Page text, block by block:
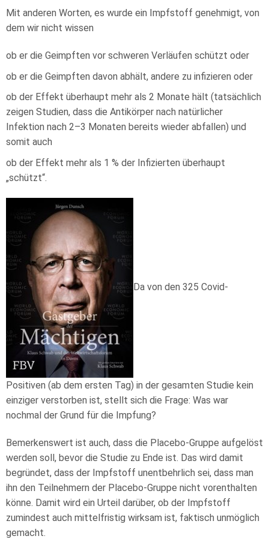
Mit anderen Worten, es wurde ein Impfstoff genehmigt, von
dem wir nicht wissen
ob er die Geimpften vor schweren Verläufen schützt oder
ob er die Geimpften davon abhält, andere zu infizieren oder
ob der Effekt überhaupt mehr als 2 Monate hält (tatsächlich
zeigen Studien, dass die Antikörper nach natürlicher
Infektion nach 2–3 Monaten bereits wieder abfallen) und
somit auch
ob der Effekt mehr als 1 % der Infizierten überhaupt
„schützt“.
Da von den 325 Covid-
Positiven (ab dem ersten Tag) in der gesamten Studie kein
einziger verstorben ist, stellt sich die Frage: Was war
nochmal der Grund für die Impfung?
Bemerkenswert ist auch, dass die Placebo-Gruppe aufgelöst
werden soll, bevor die Studie zu Ende ist. Das wird damit
begründet, dass der Impfstoff unentbehrlich sei, dass man
ihn den Teilnehmern der Placebo-Gruppe nicht vorenthalten
könne. Damit wird ein Urteil darüber, ob der Impfstoff
zumindest auch mittelfristig wirksam ist, faktisch unmöglich
gemacht.